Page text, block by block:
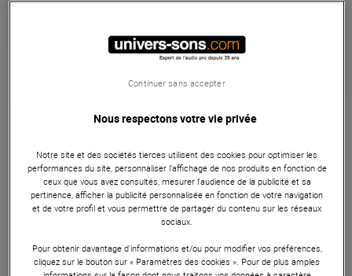
à Univers-sons
Le Klotz M1K1FM3000 est un câble micro professionnel de
30m de la série M1, conçu pour fournir une performance
audio supérieure dans les environnements professionnels.
Avec une faible capacitance, un blindage par guipage, et
argentés, ce câble garantit une transmission de signal
claire et sans interférences. Sa construction robuste et sa
Nous respectons votre vie privée
Notre site et des sociétés tierces utilisent des cookies pour optimiser les
performances du site, personnaliser l’affichage de nos produits en fonction de
ceux que vous avez consultés, mesurer l'audience de la publicité et sa
pertinence, afficher la publicité personnalisée en fonction de votre navigation
et de votre profil et vous permettre de partager du contenu sur les réseaux
sociaux.
Pour obtenir davantage d'informations et/ou pour modifier vos préférences,
cliquez sur le bouton sur « Paramètres des cookies ». Pour de plus amples
Continuer sans accepter